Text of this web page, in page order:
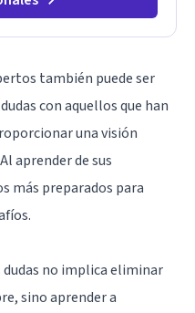
también puede ser
con aquellos que han
una visión
aprender de sus
más preparados para
no implica eliminar
sino aprender a